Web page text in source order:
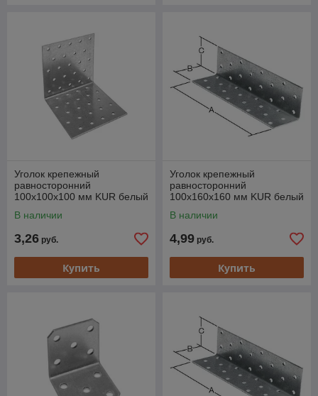
Уголок крепежный
равносторонний
100х100х100 мм KUR белый
В наличии
3,26 руб.
Купить
Уголок крепежный
равносторонний
100х160х160 мм KUR белый
В наличии
4,99 руб.
Купить